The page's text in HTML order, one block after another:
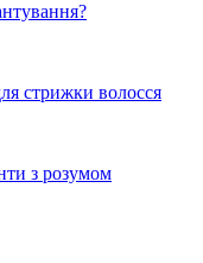
стрижки волосся
з розумом